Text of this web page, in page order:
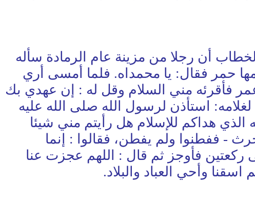
أن رجلا من مزينة عام الرمادة سأله
حمر فقال: يا محمداه. فلما أمسى أري
فأقرئه مني السلام وقل له : إن عهدي بك
استأذن لرسول الله صلى الله عليه
هداكم للإسلام هل رأيتم مني شيئا
- ففطنوا ولم يفطن، فقالوا : إنما
فأوجز ثم قال : اللهم عجزت عنا
وأحي العباد والبلاد.